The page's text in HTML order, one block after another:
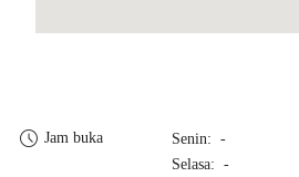
Jam buka
Senin: -
Selasa: -